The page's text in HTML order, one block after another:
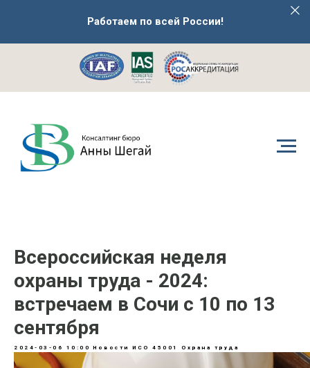
Работаем по всей России!
Всероссийская неделя
охраны труда - 2024:
встречаем в Сочи с 10 по 13
сентября
2024-03-06 10:00 Новости ИСО 45001 Охрана труда